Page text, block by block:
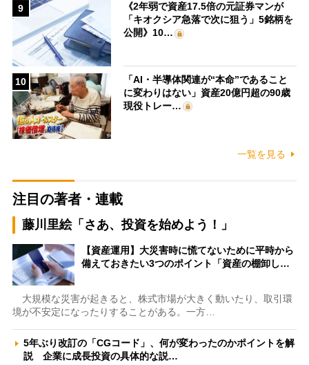
9
《2年弱で資産17.5倍の元証券マンが
「キオクシア急落で次に狙う」5銘柄を
公開》10…
10
「AI・半導体関連が“本命”であること
に変わりはない」資産20億円超の90歳
現役トレー…
一覧を見る
注目の著者・連載
藤川里絵「さあ、投資を始めよう！」
【資産運用】大災害時に慌てないために平時から
備えておきたい3つのポイント「資産の棚卸し…
大規模な災害が起きると、株式市場が大きく動いたり、取引環
境が不安定になったりすることがある。一方…
5年ぶり改訂の「CGコード」、何が変わったのかポイントを解
説 企業に成長投資の具体的な説…